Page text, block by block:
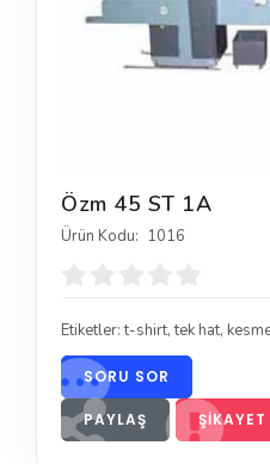
Özm 45 ST 1A
Ürün Kodu: 1016
Etiketler:t-shirt,tek hat,
SORU SOR
PAYLAŞ ŞIKAYET